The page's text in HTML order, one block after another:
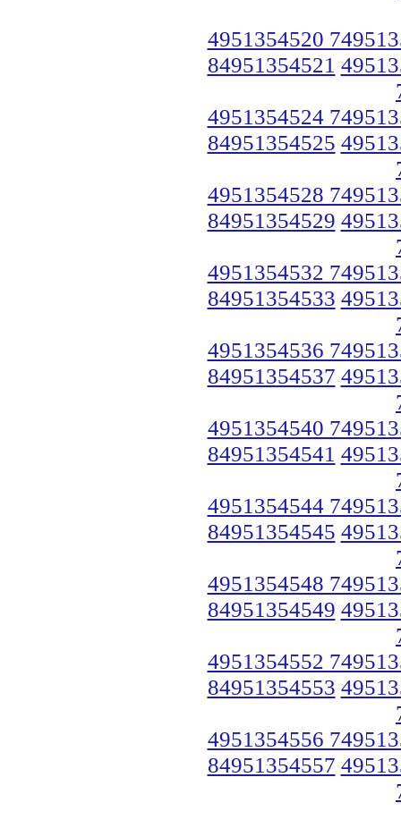
4951354520
84951354521
4951354524
84951354525
4951354528
84951354529
4951354532
84951354533
4951354536
84951354537
4951354540
84951354541
4951354544
84951354545
4951354548
84951354549
4951354552
84951354553
4951354556
84951354557